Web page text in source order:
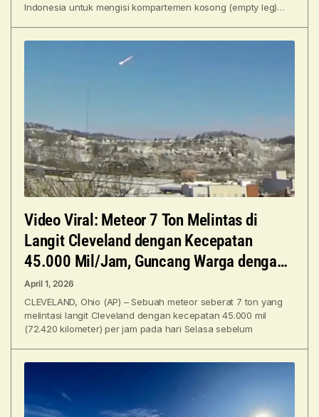
Indonesia untuk mengisi kompartemen kosong (empty leg)
Video Viral: Meteor 7 Ton Melintas di
Langit Cleveland dengan Kecepatan
45.000 Mil/Jam, Guncang Warga dengan
Ledakan Dahsyat
April 1, 2026
CLEVELAND, Ohio (AP) – Sebuah meteor seberat 7 ton yang
melintasi langit Cleveland dengan kecepatan 45.000 mil
(72.420 kilometer) per jam pada hari Selasa sebelum